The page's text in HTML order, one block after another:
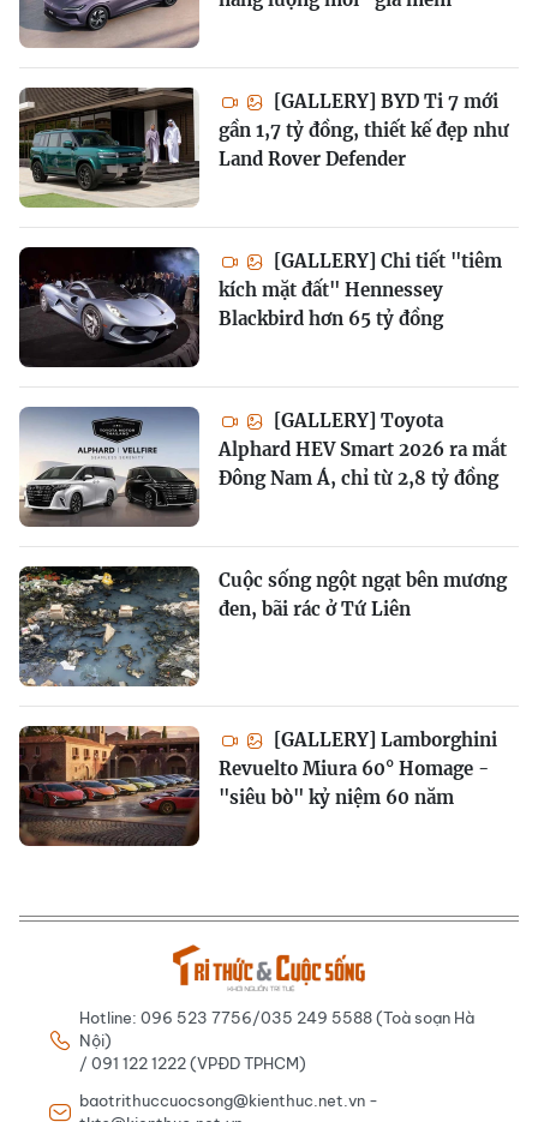
[GALLERY] BYD Ti 7 mới
gần 1,7 tỷ đồng, thiết kế đẹp như
Land Rover Defender
[GALLERY] Chi tiết "tiêm
kích mặt đất" Hennessey
Blackbird hơn 65 tỷ đồng
[GALLERY] Toyota
Alphard HEV Smart 2026 ra mắt
Đông Nam Á, chỉ từ 2,8 tỷ đồng
Cuộc sống ngột ngạt bên mương
đen, bãi rác ở Tứ Liên
[GALLERY] Lamborghini
Revuelto Miura 60° Homage -
"siêu bò" kỷ niệm 60 năm
Hotline: 096 523 7756/035 249 5588 (Toà soạn Hà
Nội)
/ 091 122 1222 (VPĐD TPHCM)
baotrithuccuocsong@kienthuc.net.vn -